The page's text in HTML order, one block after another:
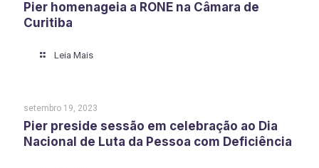
Pier homenageia a RONE na Câmara de
Curitiba
Leia Mais
setembro 19, 2023
Pier preside sessão em celebração ao Dia
Nacional de Luta da Pessoa com Deficiência